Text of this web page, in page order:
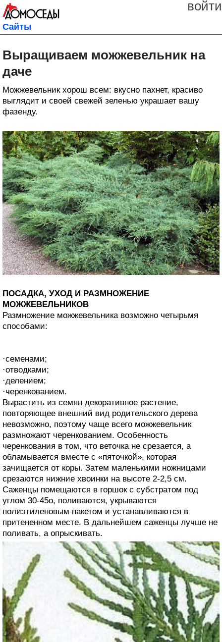
войти
Сайты
Выращиваем можжевельник на
даче
Можжевельник хорош всем: вкусно пахнет, красиво
выглядит и своей свежей зеленью украшает вашу
фазенду.
ПОСАДКА, УХОД И РАЗМНОЖЕНИЕ
МОЖЖЕВЕЛЬНИКОВ
Размножение можжевельника возможно четырьмя
способами:
·семенами;
·отводками;
·делением;
·черенкованием.
Вырастить из семян декоративное растение,
повторяющее внешний вид родительского дерева
невозможно, поэтому чаще всего можжевельник
размножают черенкованием. Особенность
черенкования в том, что веточка не срезается, а
обламывается вместе с «пяточкой», которая
зачищается от коры. Затем маленькими ножницами
срезаются нижние хвоинки на высоте 2-2,5 см.
Саженцы помещаются в горшок с субстратом под
углом 30-45о, поливаются, укрываются
полиэтиленовым пакетом и устанавливаются в
притененном месте. В дальнейшем саженцы лучше не
поливать, а опрыскивать.